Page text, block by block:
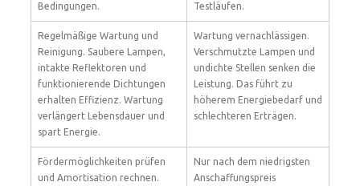
Bedingungen.
Testläufen.
Regelmäßige Wartung und
Reinigung. Saubere Lampen,
intakte Reflektoren und
funktionierende Dichtungen
erhalten Effizienz. Wartung
verlängert Lebensdauer und
spart Energie.
Wartung vernachlässigen.
Verschmutzte Lampen und
undichte Stellen senken die
Leistung. Das führt zu
höherem Energiebedarf und
schlechteren Erträgen.
Fördermöglichkeiten prüfen
und Amortisation rechnen.
Nur nach dem niedrigsten
Anschaffungspreis